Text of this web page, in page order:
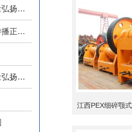
江西箱式传播正能量弘扬主旋律系列
江西反击、强击式传播正能量弘扬主旋律
江西双辊传播正能量弘扬主旋律系列
江西PEX细碎颚